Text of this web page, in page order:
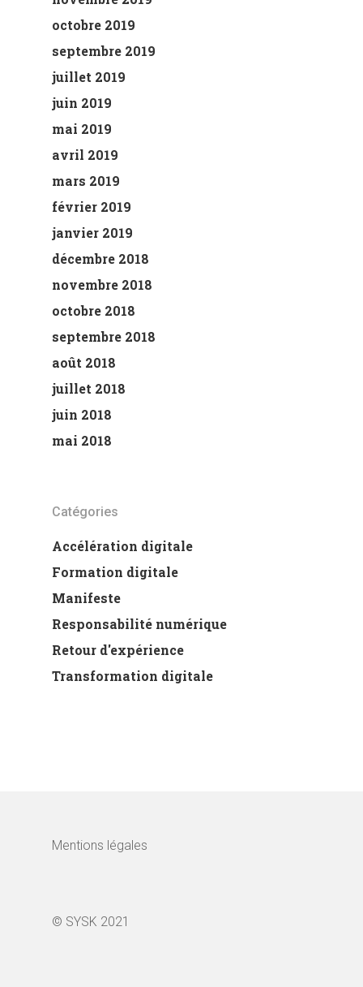
octobre 2019
septembre 2019
juillet 2019
juin 2019
mai 2019
avril 2019
mars 2019
février 2019
janvier 2019
décembre 2018
novembre 2018
octobre 2018
septembre 2018
août 2018
juillet 2018
juin 2018
mai 2018
Catégories
Accélération digitale
Formation digitale
Manifeste
Responsabilité numérique
Retour d'expérience
Transformation digitale
Mentions légales
© SYSK 2021